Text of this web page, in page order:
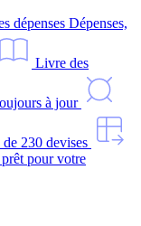
dépenses Dépenses,
Livre des
à jour
de 230 devises
pour votre